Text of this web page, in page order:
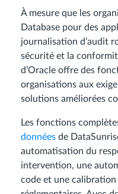
À mesure que les
Database pour des
journalisation d’audit
sécurité et la
d’Oracle offre des
organisations aux
solutions améliorées
Les fonctions
données de
automatisation du
intervention, une
code et une